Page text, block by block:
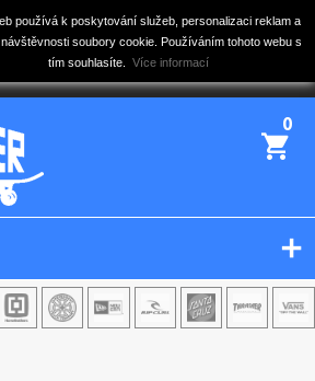
používá k poskytování služeb, personalizaci reklam a
soubory cookie. Používáním tohoto webu s
tím souhlasíte. Více informací
0